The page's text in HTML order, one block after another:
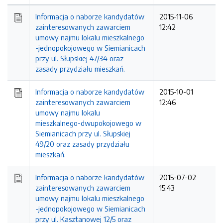
Informacja o naborze kandydatów
zainteresowanych zawarciem
umowy najmu lokalu mieszkalnego
-jednopokojowego w Siemianicach
przy ul. Słupskiej 47/34 oraz
zasady przydziału mieszkań.
2015-11-06
12:42
Informacja o naborze kandydatów
zainteresowanych zawarciem
umowy najmu lokalu
mieszkalnego-dwupokojowego w
Siemianicach przy ul. Słupskiej
49/20 oraz zasady przydziału
mieszkań.
2015-10-01
12:46
Informacja o naborze kandydatów
zainteresowanych zawarciem
umowy najmu lokalu mieszkalnego
-jednopokojowego w Siemianicach
przy ul. Kasztanowej 12/5 oraz
2015-07-02
15:43